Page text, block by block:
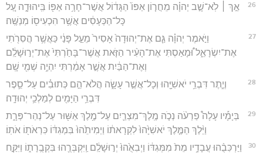
26
אַ֣ךְ ׀ לֹֽא־שָׁ֣ב יְהוָ֗ה מֵחֲר֤וֹן אַפּוֹ֙ הַגָּד֔וֹל אֲשֶׁר־חָרָ֥ה אַפּ֖וֹ בִּֽיהוּדָ֑ה עַ֚ל
כָּל־הַכְּעָסִ֔ים אֲשֶׁ֥ר הִכְעִיס֖וֹ מְנַשֶּֽׁה׃
27
וַיֹּ֣אמֶר יְהוָ֗ה גַּ֤ם אֶת־יְהוּדָה֙ אָסִיר֙ מֵעַ֣ל פָּנַ֔י כַּאֲשֶׁ֥ר הֲסִרֹ֖תִי
אֶת־יִשְׂרָאֵ֑ל וּ֠מָאַסְתִּי אֶת־הָעִ֨יר הַזֹּ֤את אֲשֶׁר־בָּחַ֙רְתִּי֙ אֶת־יְר֣וּשָׁלִַ֔ם
וְאֶת־הַבַּ֔יִת אֲשֶׁ֣ר אָמַ֔רְתִּי יִהְיֶ֥ה שְׁמִ֖י שָֽׁם׃
28
וְיֶ֛תֶר דִּבְרֵ֥י יֹאשִׁיָּ֖הוּ וְכָל־אֲשֶׁ֣ר עָשָׂ֑ה הֲלֹא־הֵ֣ם כְּתוּבִ֗ים עַל־סֵ֛פֶר
דִּבְרֵ֥י הַיָּמִ֖ים לְמַלְכֵ֥י יְהוּדָֽה׃
29
בְּיָמָ֡יו עָלָה֩ פַרְעֹ֨ה נְכֹ֧ה מֶֽלֶךְ־מִצְרַ֛יִם עַל־מֶ֥לֶךְ אַשּׁ֖וּר עַל־נְהַר־פְּרָ֑ת
וַיֵּ֨לֶךְ הַמֶּ֤לֶךְ יֹאשִׁיָּ֙הוּ֙ לִקְרָאת֔וֹ וַיְמִיתֵ֙הוּ֙ בִּמְגִדּ֔וֹ כִּרְאֹת֖וֹ אֹתֽוֹ׃
30
וַיַּרְכִּבֻ֨הוּ עֲבָדָ֥יו מֵת֙ מִמְּגִדּ֔וֹ וַיְבִאֻ֙הוּ֙ יְר֣וּשָׁלִַ֔ם וַֽיִּקְבְּרֻ֖הוּ בִּקְבֻֽרָת֑וֹ וַיִּקַּ֣ח